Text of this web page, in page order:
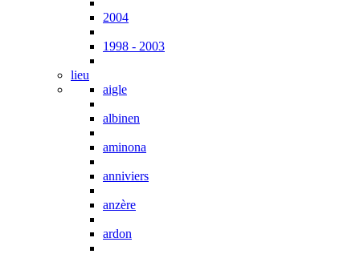
2004
1998 - 2003
lieu
aigle
albinen
aminona
anniviers
anzère
ardon